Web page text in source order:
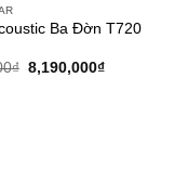
Add to
wishlist
Ba Đờn T720
₫ 8,190,000₫